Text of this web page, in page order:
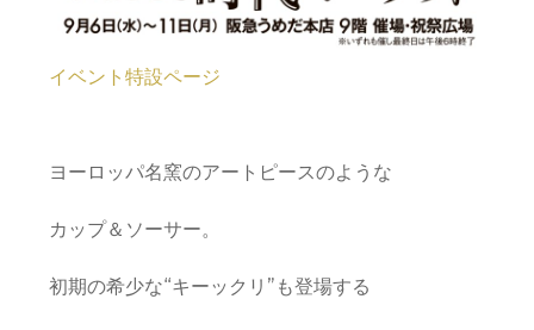
イベント特設ページ
ヨーロッパ名窯のアートピースのような
カップ＆ソーサー。
初期の希少な“キーックリ”も登場する